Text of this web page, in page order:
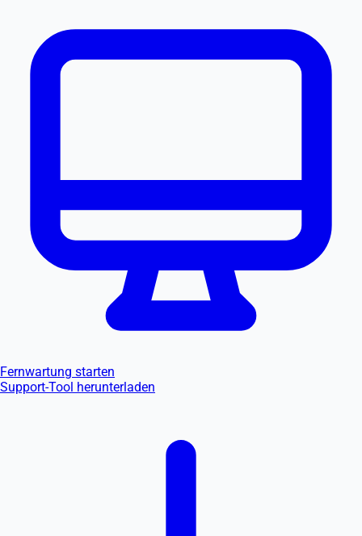
Fernwartung starten
Support-Tool herunterladen